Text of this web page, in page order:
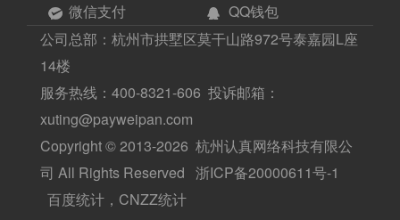
微信支付
QQ钱包
公司总部：杭州市拱墅区莫干山路972号泰嘉园L座
14楼
服务热线：400-8321-606 投诉邮箱：
xuting@payweipan.com
Copyright © 2013-2026 杭州认真网络科技有限公
司 All Rights Reserved 浙ICP备20000611号-1
百度统计，CNZZ统计